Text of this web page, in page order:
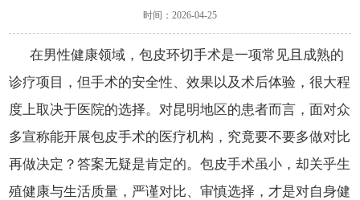
时间：2026-04-25
在男性健康领域，包皮环切手术是一项常见且成熟的
诊疗项目，但手术的安全性、效果以及术后体验，很大程
度上取决于医院的选择。对昆明地区的患者而言，面对众
多宣称能开展包皮手术的医疗机构，究竟要不要多做对比
再做决定？答案无疑是肯定的。包皮手术虽小，却关乎生
殖健康与生活质量，严谨对比、审慎选择，才是对自身健